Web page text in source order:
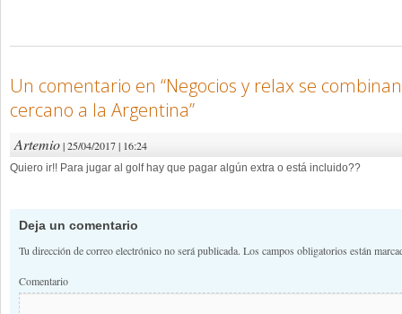
Un comentario en “Negocios y relax se
cercano a la Argentina”
Artemio| 25/04/2017 | 16:24
Quiero ir!! Para jugar al golf hay que pagar algún extra o está incluido??
Deja un comentario
Tu dirección de correo electrónico no será publicada. Los campos obligatorios están
Comentario